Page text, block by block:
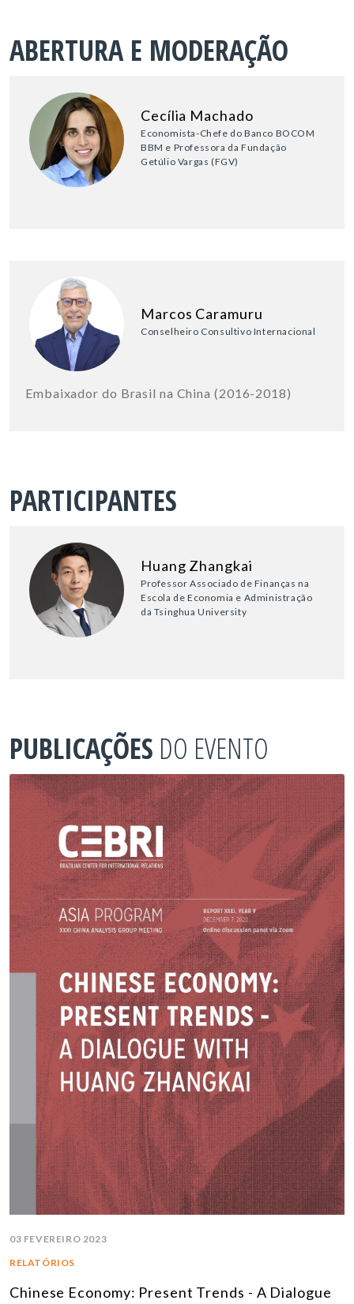
ABERTURA E MODERAÇÃO
Cecília Machado
Economista-Chefe do Banco BOCOM
BBM e Professora da Fundação
Getúlio Vargas (FGV)
Marcos Caramuru
Conselheiro Consultivo Internacional
Embaixador do Brasil na China (2016-2018)
PARTICIPANTES
Huang Zhangkai
Professor Associado de Finanças na
Escola de Economia e Administração
da Tsinghua University
PUBLICAÇÕES DO EVENTO
03 FEVEREIRO 2023
RELATÓRIOS
Chinese Economy: Present Trends - A Dialogue